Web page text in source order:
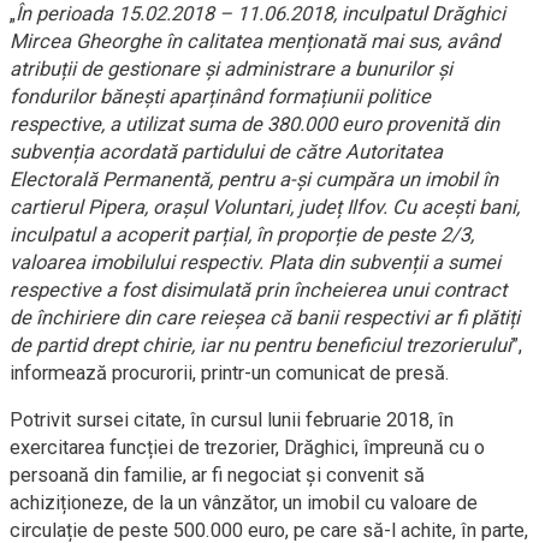
„În perioada 15.02.2018 – 11.06.2018, inculpatul Drăghici
Mircea Gheorghe în calitatea menționată mai sus, având
atribuții de gestionare și administrare a bunurilor și
fondurilor bănești aparținând formațiunii politice
respective, a utilizat suma de 380.000 euro provenită din
subvenția acordată partidului de către Autoritatea
Electorală Permanentă, pentru a-și cumpăra un imobil în
cartierul Pipera, orașul Voluntari, județ Ilfov. Cu acești bani,
inculpatul a acoperit parțial, în proporție de peste 2/3,
valoarea imobilului respectiv. Plata din subvenții a sumei
respective a fost disimulată prin încheierea unui contract
de închiriere din care reieșea că banii respectivi ar fi plătiți
de partid drept chirie, iar nu pentru beneficiul trezorierului”,
informează procurorii, printr-un comunicat de presă.
Potrivit sursei citate, în cursul lunii februarie 2018, în
exercitarea funcției de trezorier, Drăghici, împreună cu o
persoană din familie, ar fi negociat și convenit să
achiziționeze, de la un vânzător, un imobil cu valoare de
circulație de peste 500.000 euro, pe care să-l achite, în parte,